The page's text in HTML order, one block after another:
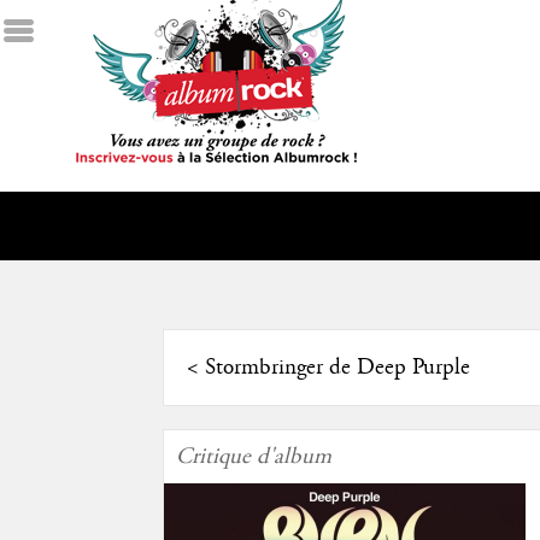
< Stormbringer de Deep Purple
Critique d'album